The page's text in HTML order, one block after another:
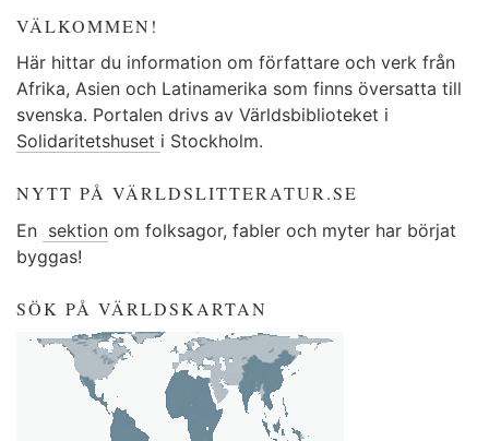
VÄLKOMMEN!
Här hittar du information om författare och verk från
Afrika, Asien och Latinamerika som finns översatta till
svenska. Portalen drivs av Världsbiblioteket i
Solidaritetshuset i Stockholm.
NYTT PÅ VÄRLDSLITTERATUR.SE
En sektion om folksagor, fabler och myter har börjat
byggas!
SÖK PÅ VÄRLDSKARTAN